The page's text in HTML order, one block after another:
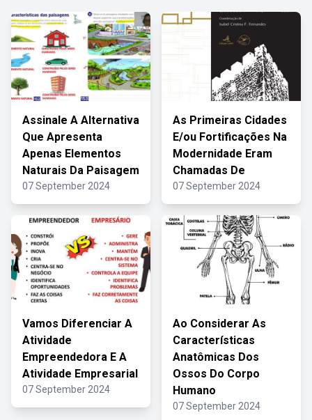
Assinale A Alternativa
Que Apresenta
Apenas Elementos
Naturais Da Paisagem
07 September 2024
As Primeiras Cidades
E/ou Fortificações Na
Modernidade Eram
Chamadas De
07 September 2024
Vamos Diferenciar A
Atividade
Empreendedora E A
Atividade Empresarial
07 September 2024
Ao Considerar As
Características
Anatômicas Dos
Ossos Do Corpo
Humano
07 September 2024